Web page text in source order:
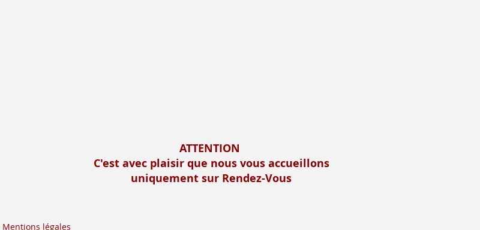
ATTENTION
C'est avec plaisir que nous vous accueillons
uniquement sur Rendez-Vous
Mentions légales